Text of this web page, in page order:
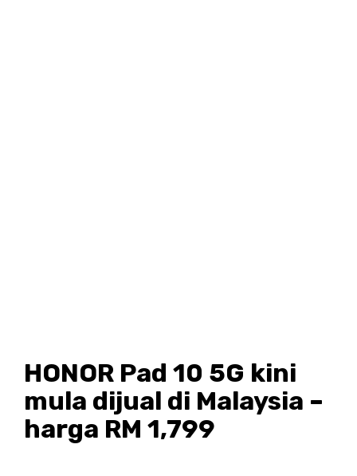
HONOR Pad 10 5G kini
mula dijual di Malaysia –
harga RM 1,799